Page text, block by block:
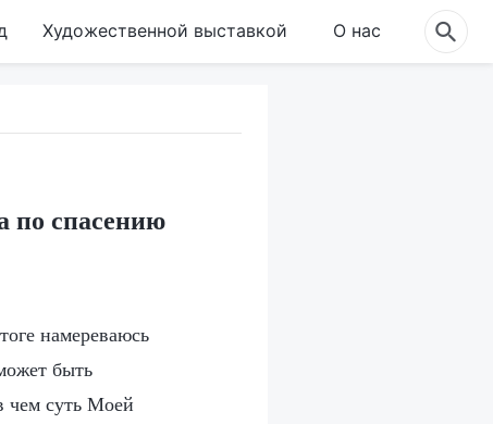
Художественной выставкой О нас
по спасению
намереваюсь
быть
чем суть Моей